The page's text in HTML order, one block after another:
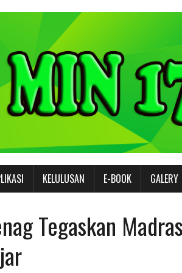
KELULUSAN E-BOOK GALERY
Tegaskan